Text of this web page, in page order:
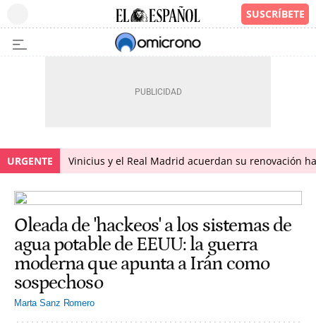
URGENTE Vinicius y el Real Madrid acuerdan su renovación
Oleada de 'hackeos' a los sistemas de
agua potable de EEUU: la guerra
moderna que apunta a Irán como
sospechoso
Marta Sanz Romero